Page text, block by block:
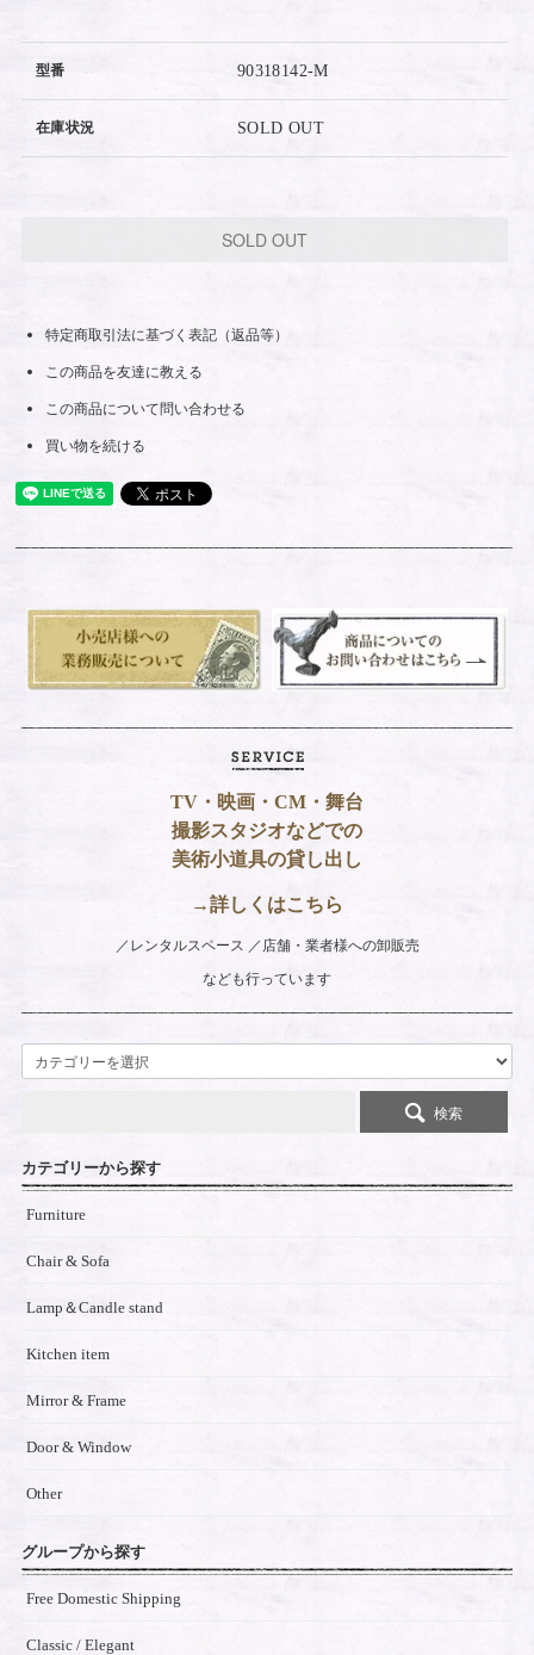
型番 90318142-M
在庫状況 SOLD OUT
SOLD OUT
特定商取引法に基づく表記（返品等）
この商品を友達に教える
この商品について問い合わせる
買い物を続ける
TV・映画・CM・舞台
撮影スタジオなどでの
美術小道具の貸し出し
→詳しくはこちら
レンタルスペース
店舗・業者様への卸販売
なども行っています
検索
カテゴリーから探す
Furniture
Chair & Sofa
Lamp＆Candle stand
Kitchen item
Mirror & Frame
Door & Window
Other
グループから探す
Free Domestic Shipping
Classic / Elegant